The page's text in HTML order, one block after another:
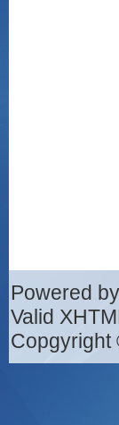
Powered
Valid
Copgyright